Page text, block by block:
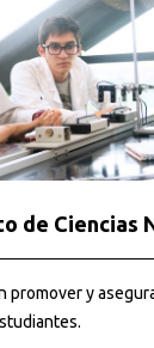
de Ciencias
promover y